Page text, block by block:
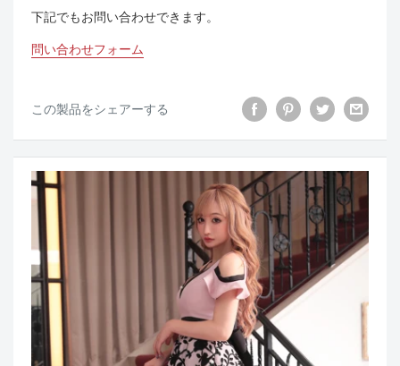
下記でもお問い合わせできます。
問い合わせフォーム
この製品をシェアーする